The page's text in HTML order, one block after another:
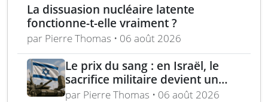
La dissuasion nucléaire latente
fonctionne-t-elle vraiment ?
par Pierre Thomas • 06 août 2026
Le prix du sang : en Israël, le
sacrifice militaire devient un
enjeu politique majeur
par Pierre Thomas • 06 août 2026